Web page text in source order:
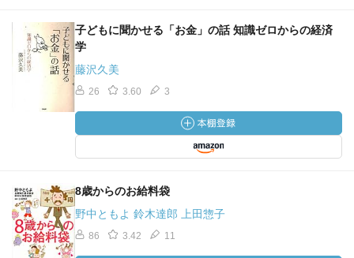
子どもに聞かせる「お金」の話 知識ゼロからの経済
学
藤沢久美
26 3.60 3
8歳からのお給料袋
野中ともよ 鈴木達郎 上田惣子
86 3.42 11